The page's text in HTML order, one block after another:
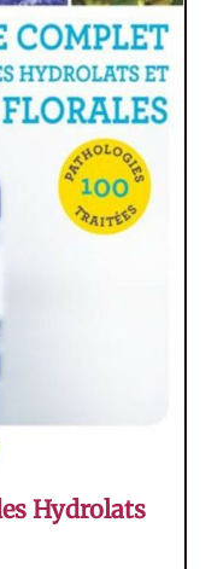
Hydrolats